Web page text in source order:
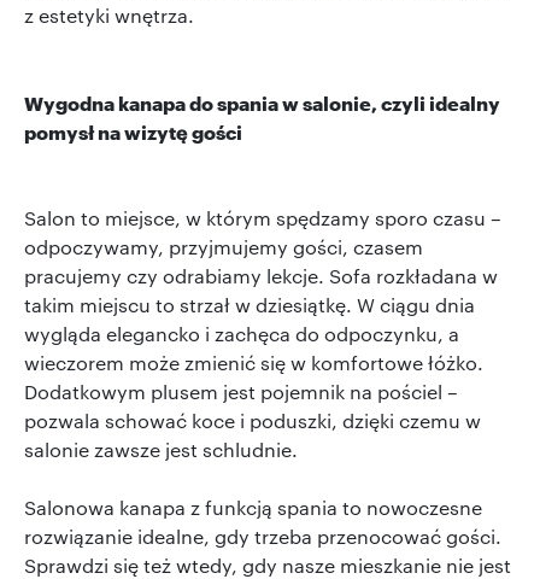
z estetyki wnętrza.
Wygodna kanapa do spania w salonie, czyli idealny
pomysł na wizytę gości
Salon to miejsce, w którym spędzamy sporo czasu –
odpoczywamy, przyjmujemy gości, czasem
pracujemy czy odrabiamy lekcje. Sofa rozkładana w
takim miejscu to strzał w dziesiątkę. W ciągu dnia
wygląda elegancko i zachęca do odpoczynku, a
wieczorem może zmienić się w komfortowe łóżko.
Dodatkowym plusem jest pojemnik na pościel –
pozwala schować koce i poduszki, dzięki czemu w
salonie zawsze jest schludnie.
Salonowa kanapa z funkcją spania to nowoczesne
rozwiązanie idealne, gdy trzeba przenocować gości.
Sprawdzi się też wtedy, gdy nasze mieszkanie nie jest